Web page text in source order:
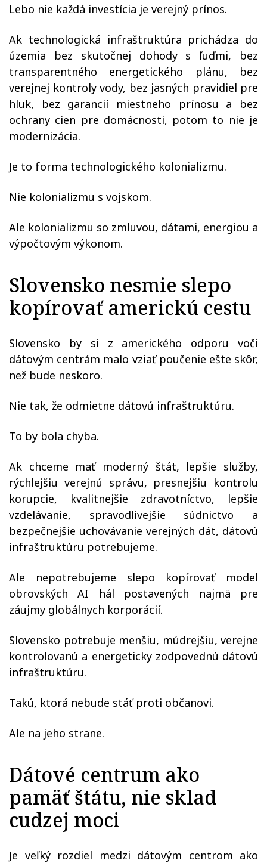
Lebo nie každá investícia je verejný prínos.
Ak technologická infraštruktúra prichádza do
územia bez skutočnej dohody s ľuďmi, bez
transparentného energetického plánu, bez
verejnej kontroly vody, bez jasných pravidiel pre
hluk, bez garancií miestneho prínosu a bez
ochrany cien pre domácnosti, potom to nie je
modernizácia.
Je to forma technologického kolonializmu.
Nie kolonializmu s vojskom.
Ale kolonializmu so zmluvou, dátami, energiou a
výpočtovým výkonom.
Slovensko nesmie slepo
kopírovať americkú cestu
Slovensko by si z amerického odporu voči
dátovým centrám malo vziať poučenie ešte skôr,
než bude neskoro.
Nie tak, že odmietne dátovú infraštruktúru.
To by bola chyba.
Ak chceme mať moderný štát, lepšie služby,
rýchlejšiu verejnú správu, presnejšiu kontrolu
korupcie, kvalitnejšie zdravotníctvo, lepšie
vzdelávanie, spravodlivejšie súdnictvo a
bezpečnejšie uchovávanie verejných dát, dátovú
infraštruktúru potrebujeme.
Ale nepotrebujeme slepo kopírovať model
obrovských AI hál postavených najmä pre
záujmy globálnych korporácií.
Slovensko potrebuje menšiu, múdrejšiu, verejne
kontrolovanú a energeticky zodpovednú dátovú
infraštruktúru.
Takú, ktorá nebude stáť proti občanovi.
Ale na jeho strane.
Dátové centrum ako
pamäť štátu, nie sklad
cudzej moci
Je veľký rozdiel medzi dátovým centrom ako